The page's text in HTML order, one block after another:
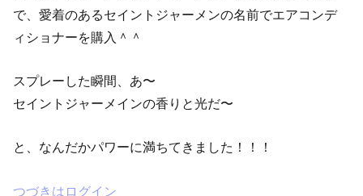
で、愛着のあるセイントジャーメンの名前でエアコンデ
ィショナーを購入＾＾
スプレーした瞬間、あ〜
セイントジャーメインの香りと光だ〜
と、なんだかパワーに満ちてきました！！！
つづきはログイン